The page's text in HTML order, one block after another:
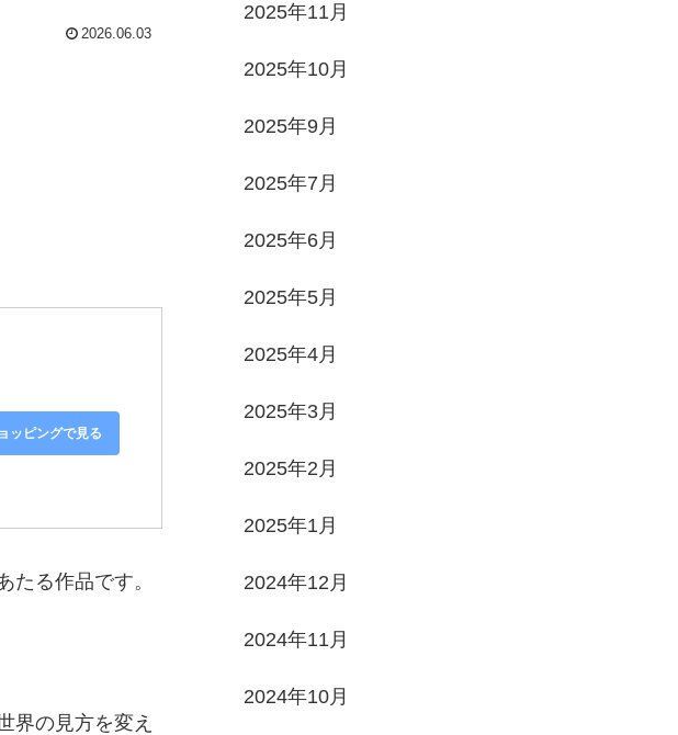
2026.06.03
ッピングで見る
る作品です。
界の見方を変え
2025年11月
2025年10月
2025年9月
2025年7月
2025年6月
2025年5月
2025年4月
2025年3月
2025年2月
2025年1月
2024年12月
2024年11月
2024年10月